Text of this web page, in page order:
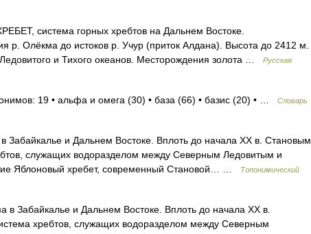
система горных хребтов на Дальнем Востоке.
р. Олёкма до истоков р. Учур (приток Алдана). Высота до 2412 м.
и Тихого океанов. Месторождения золота …
Русская
19 • альфа и омега (30) • база (66) • базис (20) • …
Словарь
Забайкалье и Дальнем Востоке. Вплоть до начала XX в. Становым
служащих водоразделом между Северным Ледовитым и
Яблоновый хребет, современный Становой… …
Топонимический
Забайкалье и Дальнем Востоке. Вплоть до начала XX в.
хребтов, служащих водоразделом между Северным